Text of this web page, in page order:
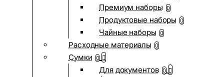
Премиум наборы 0
Продуктовые наборы 0
Чайные наборы 0
Расходные материалы 0
Сумки 0
Для документов 0